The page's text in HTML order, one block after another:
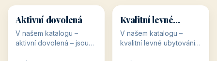
🥾 36 objektů
Aktivní dovolená
V našem katalogu –
aktivní dovolená – jsou
pro Vás připraveny
💰 34 objektů
Kvalitní levné
ubytování
V našem katalogu –
kvalitní levné ubytování –
jsou pro Vás připraveny